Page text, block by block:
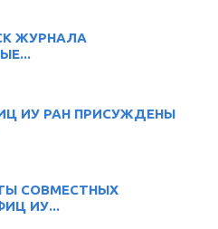
ЖУРНАЛА
ИУ РАН ПРИСУЖДЕНЫ
СОВМЕСТНЫХ
ИУ...